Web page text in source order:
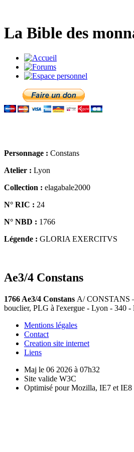
La Bible des
Personnage : Constans
Atelier : Lyon
Collection : elagabale2000
N° RIC : 24
N° NBD : 1766
Légende : GLORIA EXERCITVS
Ae3/4 Constans
1766 Ae3/4 Constans A/ CONSTANS
bouclier, PLG à l'exergue - Lyon - 340
Mentions légales
Contact
Creation site internet
Liens
Maj le 06 2026 à 07h32
Site valide W3C
Optimisé pour Mozilla, IE7 et IE8